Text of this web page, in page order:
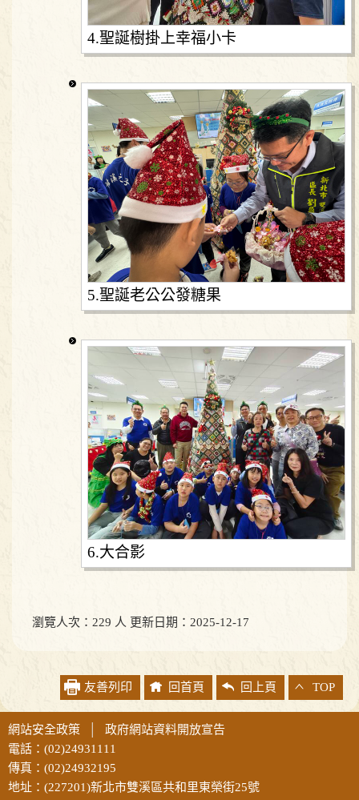
4.聖誕樹掛上幸福小卡
5.聖誕老公公發糖果
6.大合影
瀏覽人次：229 人 更新日期：2025-12-17
友善列印 回首頁 回上頁 TOP
網站安全政策
政府網站資料開放宣告
電話：(02)24931111
傳真：(02)24932195
地址：(227201)新北市雙溪區共和里東榮街25號